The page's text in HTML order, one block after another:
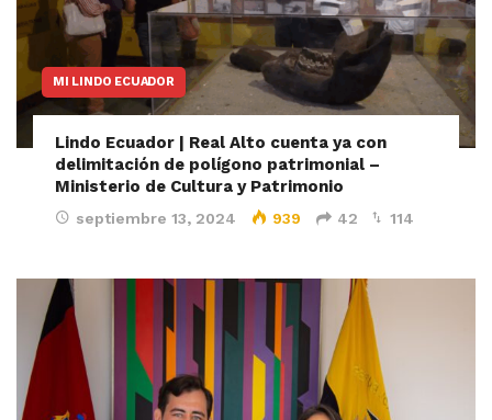
MI LINDO ECUADOR
Lindo Ecuador | Real Alto cuenta ya con
delimitación de polígono patrimonial –
Ministerio de Cultura y Patrimonio
septiembre 13, 2024 939 42 114